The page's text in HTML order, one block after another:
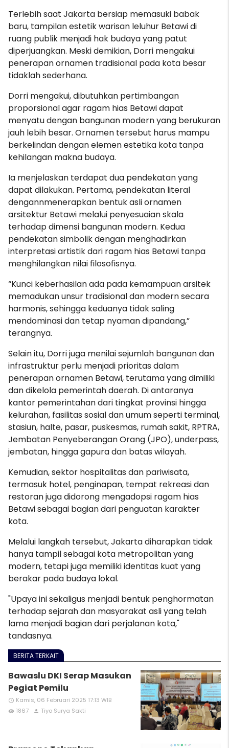
Terlebih saat Jakarta bersiap memasuki babak
baru, tampilan estetik warisan leluhur Betawi di
ruang publik menjadi hak budaya yang patut
diperjuangkan. Meski demikian, Dorri mengakui
penerapan ornamen tradisional pada kota besar
tidaklah sederhana.
Dorri mengakui, dibutuhkan pertimbangan
proporsional agar ragam hias Betawi dapat
menyatu dengan bangunan modern yang berukuran
jauh lebih besar. Ornamen tersebut harus mampu
berkelindan dengan elemen estetika kota tanpa
kehilangan makna budaya.
Ia menjelaskan terdapat dua pendekatan yang
dapat dilakukan. Pertama, pendekatan literal
dengannmenerapkan bentuk asli ornamen
arsitektur Betawi melalui penyesuaian skala
terhadap dimensi bangunan modern. Kedua
pendekatan simbolik dengan menghadirkan
interpretasi artistik dari ragam hias Betawi tanpa
menghilangkan nilai filosofisnya.
“Kunci keberhasilan ada pada kemampuan arsitek
memadukan unsur tradisional dan modern secara
harmonis, sehingga keduanya tidak saling
mendominasi dan tetap nyaman dipandang,”
terangnya.
Selain itu, Dorri juga menilai sejumlah bangunan dan
infrastruktur perlu menjadi prioritas dalam
penerapan ornamen Betawi, terutama yang dimiliki
dan dikelola pemerintah daerah. Di antaranya
kantor pemerintahan dari tingkat provinsi hingga
kelurahan, fasilitas sosial dan umum seperti terminal,
stasiun, halte, pasar, puskesmas, rumah sakit, RPTRA,
Jembatan Penyeberangan Orang (JPO), underpass,
jembatan, hingga gapura dan batas wilayah.
Kemudian, sektor hospitalitas dan pariwisata,
termasuk hotel, penginapan, tempat rekreasi dan
restoran juga didorong mengadopsi ragam hias
Betawi sebagai bagian dari penguatan karakter
kota.
Melalui langkah tersebut, Jakarta diharapkan tidak
hanya tampil sebagai kota metropolitan yang
modern, tetapi juga memiliki identitas kuat yang
berakar pada budaya lokal.
"Upaya ini sekaligus menjadi bentuk penghormatan
terhadap sejarah dan masyarakat asli yang telah
lama menjadi bagian dari perjalanan kota,"
tandasnya.
BERITA TERKAIT
Bawaslu DKI Serap Masukan
Pegiat Pemilu
access_time Kamis, 06 Februari 2025 17:13 WIB
remove_red_eye 1867 person Tiyo Surya Sakti